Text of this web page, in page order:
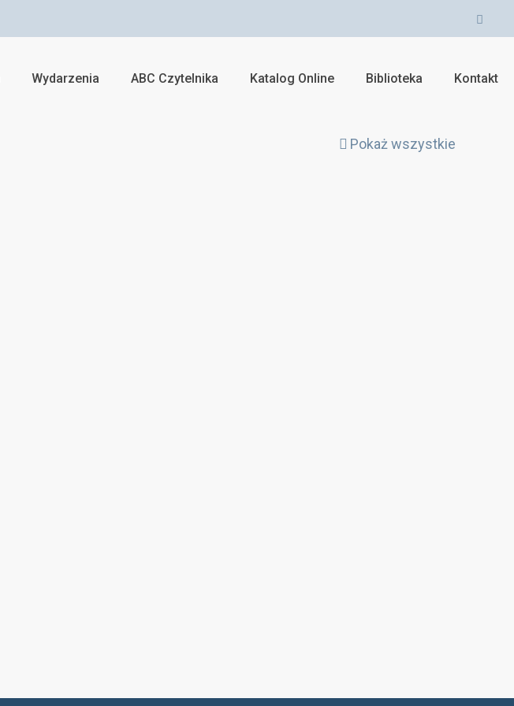
Wydarzenia ABC Czytelnika Katalog Online Biblioteka Kontakt
Pokaż wszystkie